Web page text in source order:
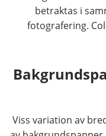
betraktas i
fotografering.
Viss variation av